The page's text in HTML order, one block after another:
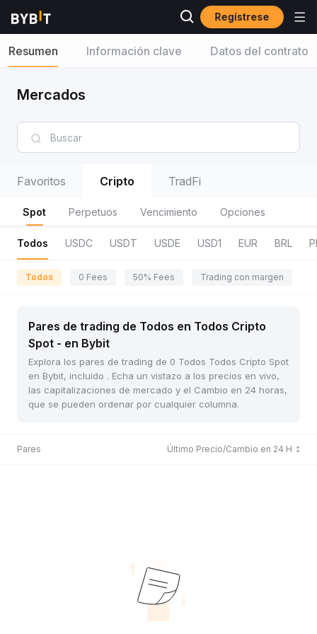
Regístrese
Resumen Información clave Datos del contrato
Mercados
Favoritos Cripto TradFi
Spot Perpetuos Vencimiento Opciones
Todos USDC USDT USDE USD1 EUR BRL
Todos 0 Fees 50% Fees Trading con margen
Pares de trading de Todos en Todos Cripto
Spot - en Bybit
Explora los pares de trading de 0 Todos Todos Cripto Spot
en Bybit, incluido . Echa un vistazo a los precios en vivo,
las capitalizaciones de mercado y el Cambio en 24 horas,
que se pueden ordenar por cualquier columna.
Pares Último Precio/Cambio en 24 H